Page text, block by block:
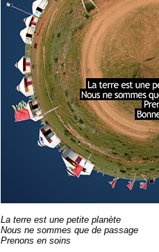
La terre est une petite planète
Nous ne sommes que de passage
Prenons en soins